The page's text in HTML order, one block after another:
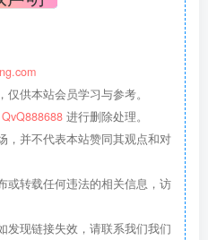
供本站会员学习与参考。
QvQ888688 进行删除处理。
，并不代表本站赞同其观点和对
或转载任何违法的相关信息，访
发现链接失效，请联系我们我们